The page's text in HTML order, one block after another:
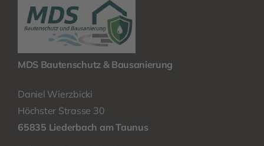
MDS Bautenschutz & Bausanierung
Daniel Wierzbicki
Höchster Strasse 30
65835 Liederbach am Taunus